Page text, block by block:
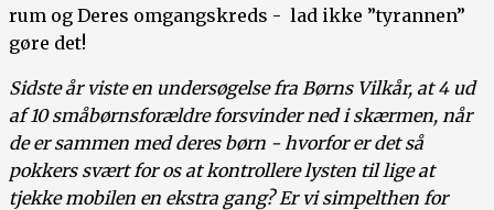
rum og Deres omgangskreds - lad ikke ”tyrannen”
gøre det!
Sidste år viste en undersøgelse fra Børns Vilkår, at 4 ud
af 10 småbørnsforældre forsvinder ned i skærmen, når
de er sammen med deres børn - hvorfor er det så
pokkers svært for os at kontrollere lysten til lige at
tjekke mobilen en ekstra gang? Er vi simpelthen for